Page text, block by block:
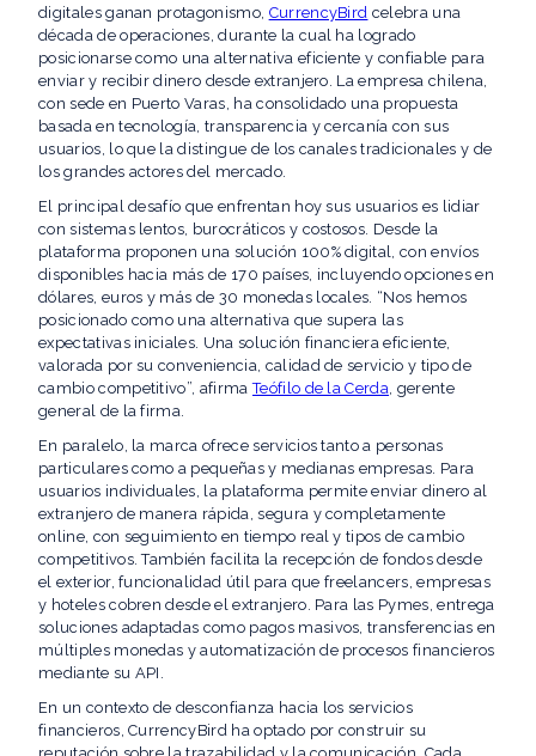
digitales ganan protagonismo, CurrencyBird celebra una
década de operaciones, durante la cual ha logrado
posicionarse como una alternativa eficiente y confiable para
enviar y recibir dinero desde extranjero. La empresa chilena,
con sede en Puerto Varas, ha consolidado una propuesta
basada en tecnología, transparencia y cercanía con sus
usuarios, lo que la distingue de los canales tradicionales y de
los grandes actores del mercado.
El principal desafío que enfrentan hoy sus usuarios es lidiar
con sistemas lentos, burocráticos y costosos. Desde la
plataforma proponen una solución 100% digital, con envíos
disponibles hacia más de 170 países, incluyendo opciones en
dólares, euros y más de 30 monedas locales. “Nos hemos
posicionado como una alternativa que supera las
expectativas iniciales. Una solución financiera eficiente,
valorada por su conveniencia, calidad de servicio y tipo de
cambio competitivo”, afirmaTeófilo de la Cerda , gerente
general de la firma.
En paralelo, la marca ofrece servicios tanto a personas
particulares como a pequeñas y medianas empresas. Para
usuarios individuales, la plataforma permite enviar dinero al
extranjero de manera rápida, segura y completamente
online, con seguimiento en tiempo real y tipos de cambio
competitivos. También facilita la recepción de fondos desde
el exterior, funcionalidad útil para que freelancers, empresas
y hoteles cobren desde el extranjero. Para las Pymes, entrega
soluciones adaptadas como pagos masivos, transferencias en
múltiples monedas y automatización de procesos financieros
mediante su API.
En un contexto de desconfianza hacia los servicios
financieros, CurrencyBird ha optado por construir su